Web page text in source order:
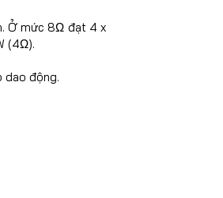
Ở mức 8Ω đạt 4 x
(4Ω).
dao động.